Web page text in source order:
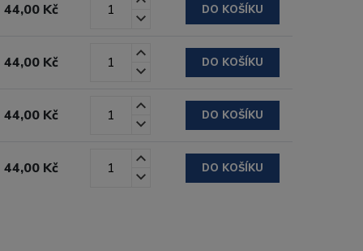
44,00 Kč DO KOŠÍKU
44,00 Kč DO KOŠÍKU
44,00 Kč DO KOŠÍKU
44,00 Kč DO KOŠÍKU